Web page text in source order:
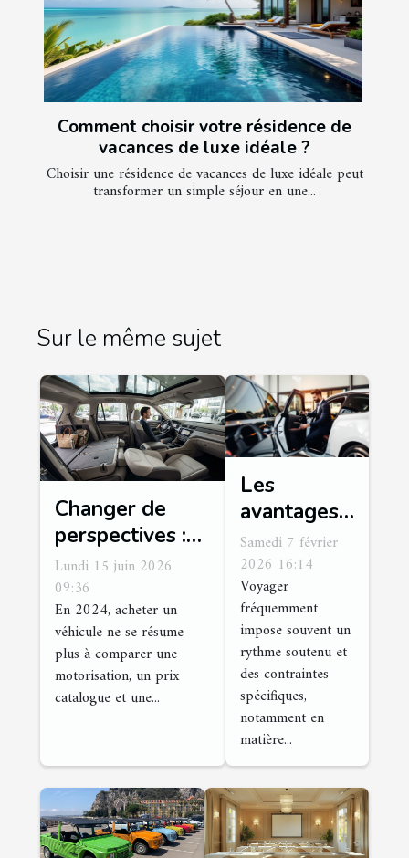
Comment choisir votre résidence de
vacances de luxe idéale ?
Choisir une résidence de vacances de luxe idéale peut
transformer un simple séjour en une...
Sur le même sujet
Changer de
perspectives :
l’aménagement,
nouveau critère
pour choisir son
véhicule en
2024
Lundi 15 juin 2026
09:36
En 2024, acheter un
véhicule ne se résume
plus à comparer une
motorisation, un prix
catalogue et une...
Les
avantages
des
services de
voiturier
pour les
voyageurs
fréquents
Samedi 7 février
2026 16:14
Voyager
fréquemment
impose souvent un
rythme soutenu et
des contraintes
spécifiques,
notamment en
matière...